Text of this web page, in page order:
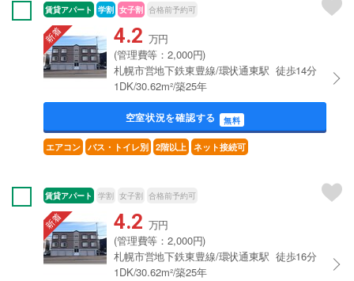
賃貸アパート 学割 女子割 合格前予約可
4.2 万円
(管理費等：2,000円)
札幌市営地下鉄東豊線/環状通東駅 徒歩14分
1DK/30.62m²/築25年
空室状況を確認する 無料
エアコン バス・トイレ別 2階以上 ネット接続可
賃貸アパート 学割 女子割 合格前予約可
4.2 万円
(管理費等：2,000円)
札幌市営地下鉄東豊線/環状通東駅 徒歩16分
1DK/30.62m²/築25年